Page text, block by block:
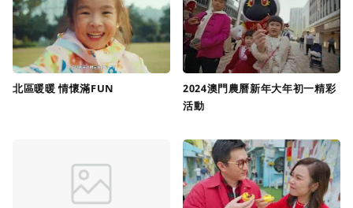
北區暖暖 情懷滿FUN
2024澳門農曆新年大年初一精彩
活動